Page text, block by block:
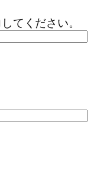
てください。